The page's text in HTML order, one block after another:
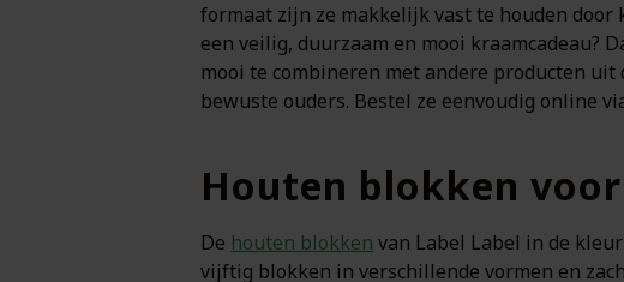
formaat zijn ze makkelijk vast te houden
een veilig, duurzaam en mooi kraamcadeau?
mooi te combineren met andere producten
bewuste ouders. Bestel ze eenvoudig online
Houten blokken
De houten blokken van Label Label in de
vijftig blokken in verschillende vormen en